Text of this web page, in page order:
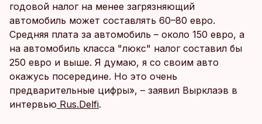
годовой налог на менее загрязняющий
автомобиль может составлять 60–80 евро.
Средняя плата за автомобиль – около 150 евро, а
на автомобиль класса "люкс" налог составил бы
250 евро и выше. Я думаю, я со своим авто
окажусь посередине. Но это очень
предварительные цифры», – заявил Вырклаэв в
интервью Rus.Delfi.